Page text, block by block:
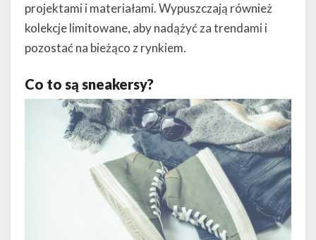
projektami i materiałami. Wypuszczają również
kolekcje limitowane, aby nadążyć za trendami i
pozostać na bieżąco z rynkiem.
Co to są sneakersy?